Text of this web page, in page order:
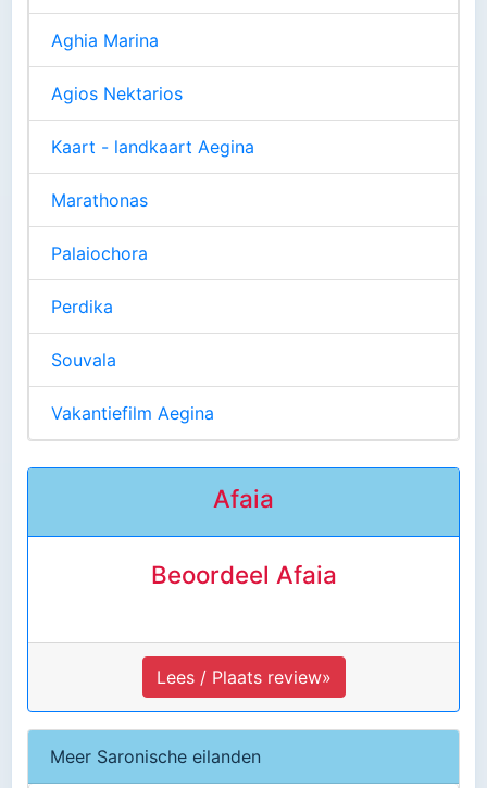
Aghia Marina
Agios Nektarios
Kaart - landkaart Aegina
Marathonas
Palaiochora
Perdika
Souvala
Vakantiefilm Aegina
Afaia
Beoordeel Afaia
Lees / Plaats review»
Meer Saronische eilanden